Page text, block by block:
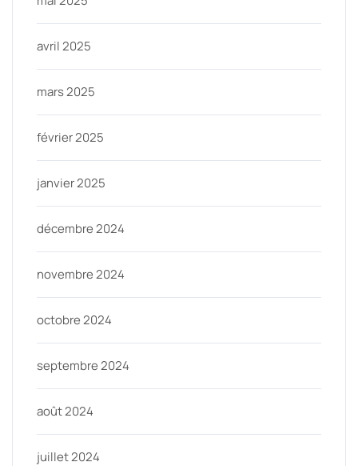
avril 2025
mars 2025
février 2025
janvier 2025
décembre 2024
novembre 2024
octobre 2024
septembre 2024
août 2024
juillet 2024